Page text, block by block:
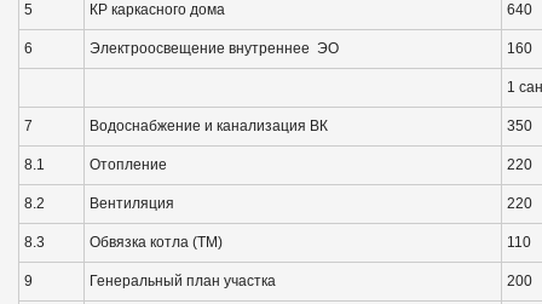
5 КР каркасного дома 640
6 Электроосвещение внутреннее ЭО 160
1
7 Водоснабжение и канализация ВК 350
8.1 Отопление 220
8.2 Вентиляция 220
8.3 Обвязка котла (ТМ) 110
9 Генеральный план участка 200